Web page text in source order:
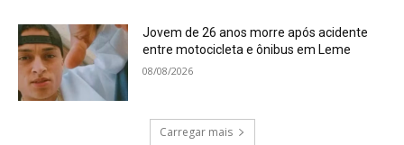
Jovem de 26 anos morre após acidente
entre motocicleta e ônibus em Leme
08/08/2026
Carregar mais